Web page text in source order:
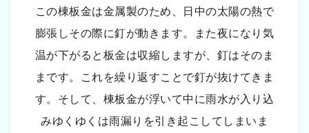
この棟板金は金属製のため、日中の太陽の熱で
膨張しその際に釘が動きます。また夜になり気
温が下がると板金は収縮しますが、釘はそのま
まです。これを繰り返すことで釘が抜けてきま
す。そして、棟板金が浮いて中に雨水が入り込
みゆくゆくは雨漏りを引き起こしてしまいま